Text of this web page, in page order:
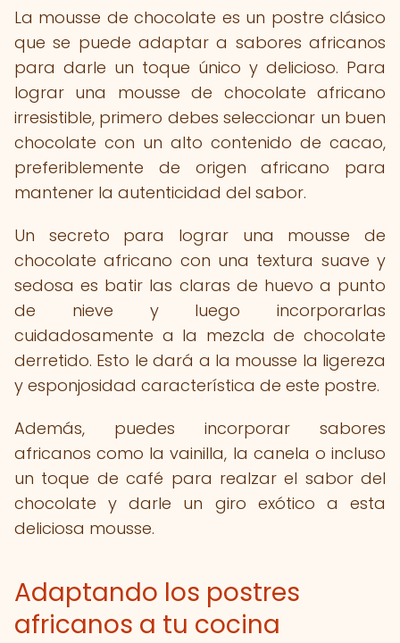
La mousse de chocolate es un postre clásico
que se puede adaptar a sabores africanos
para darle un toque único y delicioso. Para
lograr una mousse de chocolate africano
irresistible, primero debes seleccionar un buen
chocolate con un alto contenido de cacao,
preferiblemente de origen africano para
mantener la autenticidad del sabor.
Un secreto para lograr una mousse de
chocolate africano con una textura suave y
sedosa es batir las claras de huevo a punto
de nieve y luego incorporarlas
cuidadosamente a la mezcla de chocolate
derretido. Esto le dará a la mousse la ligereza
y esponjosidad característica de este postre.
Además, puedes incorporar sabores
africanos como la vainilla, la canela o incluso
un toque de café para realzar el sabor del
chocolate y darle un giro exótico a esta
deliciosa mousse.
Adaptando los postres
africanos a tu cocina